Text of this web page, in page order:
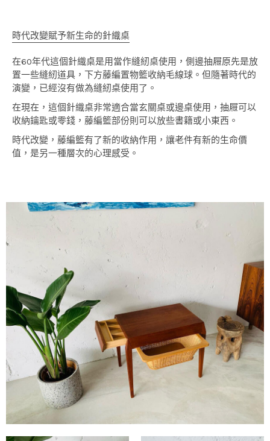
時代改變賦予新生命的針織桌
在60年代這個針織桌是用當作縫紉桌使用，側邊抽屜原先是放
置一些縫紉道具，下方藤編置物籃收納毛線球。但隨著時代的
演變，已經沒有做為縫紉桌使用了。
在現在，這個針織桌非常適合當玄關桌或邊桌使用，抽屜可以
收納鑰匙或零錢，藤編籃部份則可以放些書籍或小東西。
時代改變，藤編籃有了新的收納作用，讓老件有新的生命價
值，是另一種層次的心理感受。